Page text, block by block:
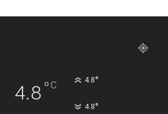
4.8°C 4.8°
4.8°